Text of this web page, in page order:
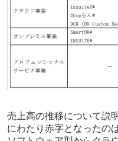
売上高の推移について説
にわたり赤字となったの